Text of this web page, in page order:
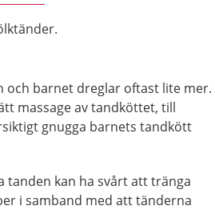
och barnet dreglar oftast lite mer.
massage av tandköttet, till
gnugga barnets tandkött
kan ha svårt att tränga
i samband med att tänderna